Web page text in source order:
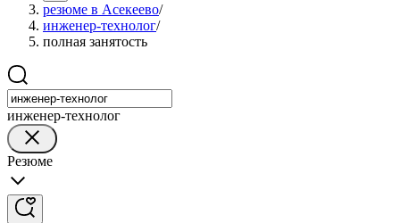
резюме в Асекеево/
инженер-технолог/
полная занятость
инженер-технолог
Резюме